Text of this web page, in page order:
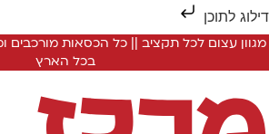
לתוכן
מגוון עצום לכל תקציב || כל הכסאות מורכבים
בכל הארץ